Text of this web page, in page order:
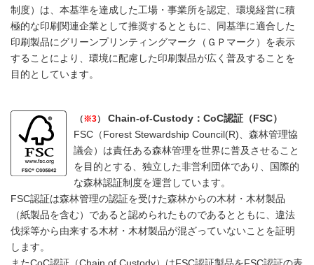
制度）は、本基準を達成した工場・事業所を認定、環境経営に積
極的な印刷関連企業として推奨するとともに、同基準に適合した
印刷製品にグリーンプリンティングマーク（ＧＰマーク）を表示
することにより、環境に配慮した印刷製品が広く普及することを
目的としています。
（※3）
Chain-of-Custody：CoC認証（FSC）
FSC（Forest Stewardship Council(R)、森林管理協
議会）は責任ある森林管理を世界に普及させること
を目的とする、独立した非営利団体であり、国際的
な森林認証制度を運営しています。
FSC認証は森林管理の認証を受けた森林からの木材・木材製品
（紙製品を含む）であると認められたものであるとともに、違法
伐採等から由来する木材・木材製品が混ざっていないことを証明
します。